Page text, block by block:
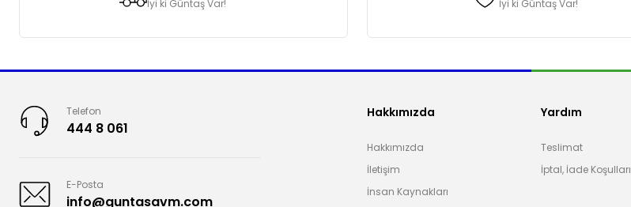
Ürün açıklamasında eksik bilgiler bulunuyor.
Ürün bilgilerinde hatalar bulunuyor.
İyi ki Güntaş Var! İyi ki Güntaş Var!
Telefon
444 8 061
E-Posta
info@guntasavm.com
Hakkımızda
Hakkımızda
İletişim
İnsan Kaynakları
Yardım
Teslimat
İptal, İade Koşulları